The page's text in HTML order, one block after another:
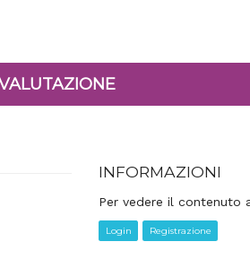
INFORMAZIONI
Per vedere il contenuto
Login Registrazione